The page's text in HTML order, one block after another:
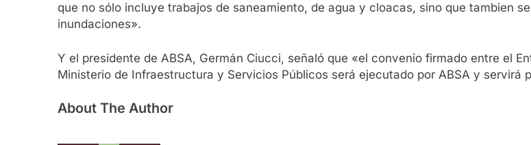
que no sólo incluye trabajos de saneamiento, de agua y cloacas, sino que tambien
inundaciones».
Y el presidente de ABSA, Germán Ciucci, señaló que «el convenio firmado entre el
Ministerio de Infraestructura y Servicios Públicos será ejecutado por ABSA y servirá
About The Author